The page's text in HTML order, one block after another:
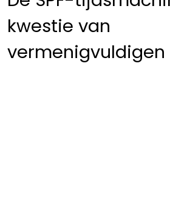
kwestie van
vermenigvuldigen